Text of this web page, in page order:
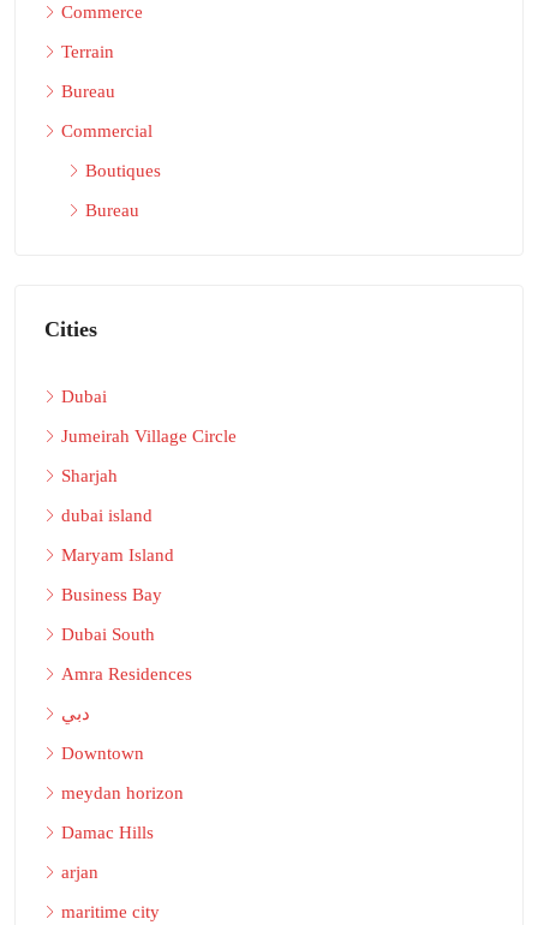
Commerce
Terrain
Bureau
Commercial
Boutiques
Bureau
Cities
Dubai
Jumeirah Village Circle
Sharjah
dubai island
Maryam Island
Business Bay
Dubai South
Amra Residences
دبي
Downtown
meydan horizon
Damac Hills
arjan
maritime city